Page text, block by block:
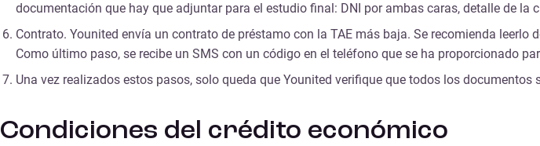
documentación que hay que adjuntar para el estudio final: DNI por ambas caras, detalle de
Contrato. Younited envía un contrato de préstamo con la TAE más baja. Se recomienda
Como último paso, se recibe un SMS con un código en el teléfono que se ha proporcionado
Una vez realizados estos pasos, solo queda que Younited verifique que todos los
Condiciones del crédito económico